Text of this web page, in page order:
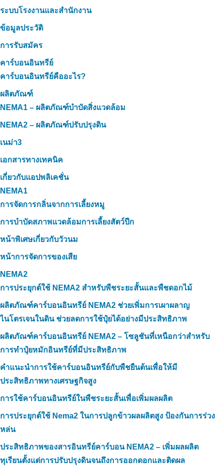
ระบบโรงงานและสำนักงาน
ข้อมูลประวัติ
การรับสมัคร
คาร์บอนอินทรีย์
คาร์บอนอินทรีย์คืออะไร?
ผลิตภัณฑ์
NEMA1 – ผลิตภัณฑ์บำบัดสิ่งแวดล้อม
NEMA2 – ผลิตภัณฑ์ปรับปรุงดิน
เนม่า3
เอกสารทางเทคนิค
เกี่ยวกับแอปพลิเคชั่น
NEMA1
การจัดการกลิ่นจากการเลี้ยงหมู
การบำบัดสภาพแวดล้อมการเลี้ยงสัตว์ปีก
หน้าพิเศษเกี่ยวกับวัวนม
หน้าการจัดการของเสีย
NEMA2
การประยุกต์ใช้ NEMA2 สำหรับพืชระยะสั้นและพืชดอกไม้
ผลิตภัณฑ์คาร์บอนอินทรีย์ NEMA2 ช่วยเพิ่มการเผาผลาญ
ไนโตรเจนในดิน ช่วยลดการใช้ปุ๋ยได้อย่างมีประสิทธิภาพ
ผลิตภัณฑ์คาร์บอนอินทรีย์ NEMA2 – โซลูชันที่เหนือกว่าสำหรับ
การทำปุ๋ยหมักอินทรีย์ที่มีประสิทธิภาพ
คำแนะนำการใช้คาร์บอนอินทรีย์กับพืชยืนต้นเพื่อให้มี
ประสิทธิภาพทางเศรษฐกิจสูง
การใช้คาร์บอนอินทรีย์ในพืชระยะสั้นเพื่อเพิ่มผลผลิต
การประยุกต์ใช้ Nema2 ในการปลูกข้าวผลผลิตสูง ป้องกันการร่วง
หล่น
ประสิทธิภาพของสารอินทรีย์คาร์บอน NEMA2 – เพิ่มผลผลิต
ทุเรียนตั้งแต่การปรับปรุงดินจนถึงการออกดอกและติดผล